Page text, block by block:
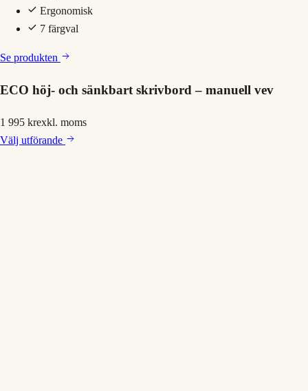
Ergonomisk
7 färgval
Se produkten
ECO höj- och sänkbart skrivbord – manuell vev
1 995 krexkl. moms
Välj utförande